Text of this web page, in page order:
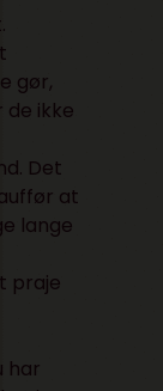
gør,
de ikke
Det
at
lange
praje
har